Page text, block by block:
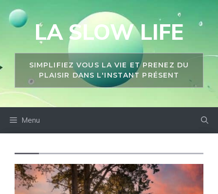
LA SLOW LIFE
SIMPLIFIEZ VOUS LA VIE ET PRENEZ DU
PLAISIR DANS L'INSTANT PRÉSENT
Menu